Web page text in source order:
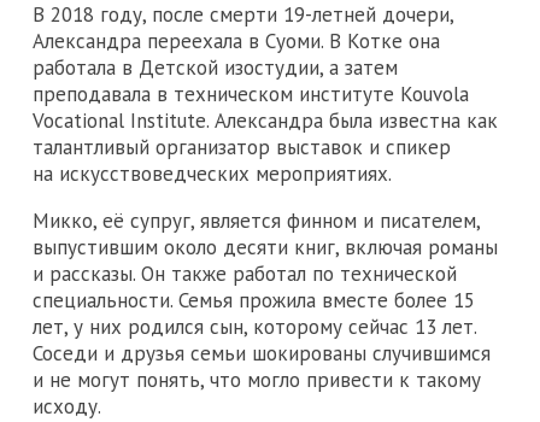
В 2018 году, после смерти 19-летней дочери,
Александра переехала в Суоми. В Котке она
работала в Детской изостудии, а затем
преподавала в техническом институте Kouvola
Vocational Institute. Александра была известна как
талантливый организатор выставок и спикер
на искусствоведческих мероприятиях.
Микко, её супруг, является финном и писателем,
выпустившим около десяти книг, включая романы
и рассказы. Он также работал по технической
специальности. Семья прожила вместе более 15
лет, у них родился сын, которому сейчас 13 лет.
Соседи и друзья семьи шокированы случившимся
и не могут понять, что могло привести к такому
исходу.